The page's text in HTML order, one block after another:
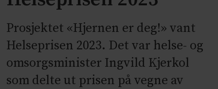
Prosjektet «Hjernen er deg!» vant
Helseprisen 2023. Det var helse- og
omsorgsminister Ingvild Kjerkol
som delte ut prisen på vegne av